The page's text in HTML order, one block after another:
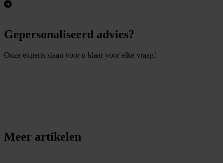
Gepersonaliseerd advies?
Onze experts staan voor u klaar voor elke vraag!
Meer artikelen